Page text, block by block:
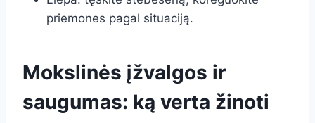
priemones pagal situaciją.
Mokslinės įžvalgos ir
saugumas: ką verta žinoti